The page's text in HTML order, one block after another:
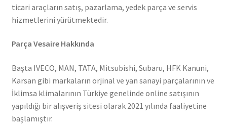
ticari araçların satış, pazarlama, yedek parça ve servis
hizmetlerini yürütmektedir.
Parça Vesaire Hakkında
Başta IVECO, MAN, TATA, Mitsubishi, Subaru, HFK Kanuni,
Karsan gibi markaların orjinal ve yan sanayi parçalarının ve
İklimsa klimalarının Türkiye genelinde online satışının
yapıldığı bir alışveriş sitesi olarak 2021 yılında faaliyetine
başlamıştır.